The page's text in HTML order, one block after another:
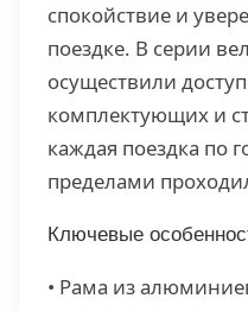
спокойствие и
поездке. В серии
осуществили
комплектующих и
каждая поездка по
пределами
Ключевые
• Рама из